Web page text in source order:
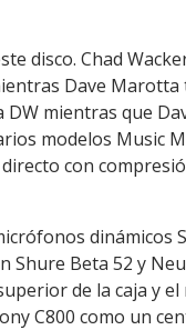
disco. Chad
Dave Marotta
DW mientras que
modelos Music
con
Shure Beta 52 y
de la caja y
C800 como un